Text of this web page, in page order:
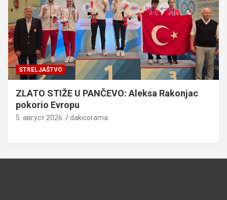
STRELJAŠTVO
ZLATO STIŽE U PANČEVO: Aleksa Rakonjac
pokorio Evropu
5. август 2026. dakicorama